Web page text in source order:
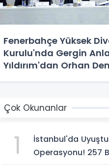
Fenerbahçe Yüksek
Kurulu'nda Gergin
Yıldırım'dan Orhan
Çok Okunanlar
1
İstanbul'da
Operasyonu! 257